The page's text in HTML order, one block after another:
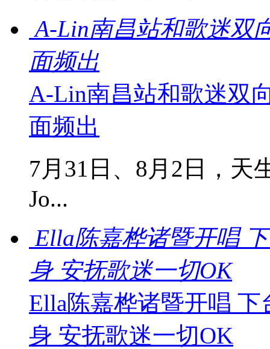
A-Lin南昌站和歌迷双
面频出
A-Lin南昌站和歌迷双
面频出
7月31日、8月2日，天
Jo...
Ella陈嘉桦诸暨开唱
身 安抚歌迷一切OK
Ella陈嘉桦诸暨开唱
身 安抚歌迷一切OK